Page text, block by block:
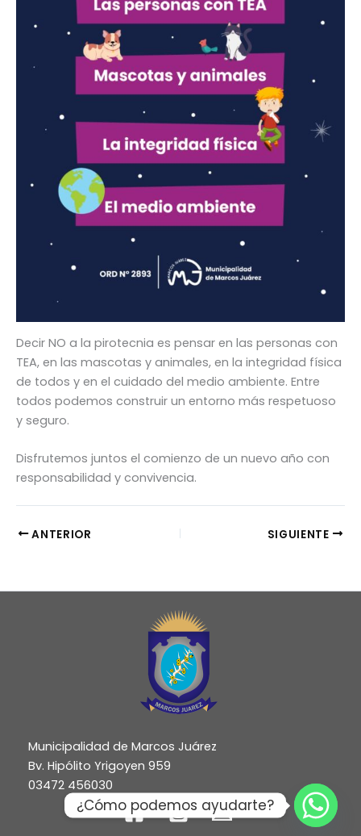
Decir NO a la pirotecnia es pensar en las personas con
TEA, en las mascotas y animales, en la integridad física
de todos y en el cuidado del medio ambiente. Entre
todos podemos construir un entorno más respetuoso
y seguro.
Disfrutemos juntos el comienzo de un nuevo año con
responsabilidad y convivencia.
ANTERIOR SIGUIENTE
Municipalidad de Marcos Juárez
Bv. Hipólito Yrigoyen 959
03472 456030
¿Cómo podemos ayudarte?